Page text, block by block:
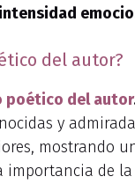
intensidad
del autor?
poético del autor
y
mostrando
de